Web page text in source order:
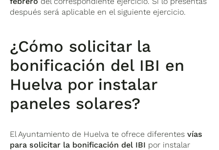
después será aplicable en el siguiente ejercicio.
¿Cómo solicitar la
bonificación del IBI en
Huelva por instalar
paneles solares?
El Ayuntamiento de Huelva te ofrece diferentesvías
para solicitar la bonificación del IBI por instalar